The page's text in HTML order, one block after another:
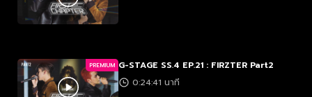
PREMIUM G-STAGE SS.4 EP.21 : FIRZTER Part2
0:24:41 นาที